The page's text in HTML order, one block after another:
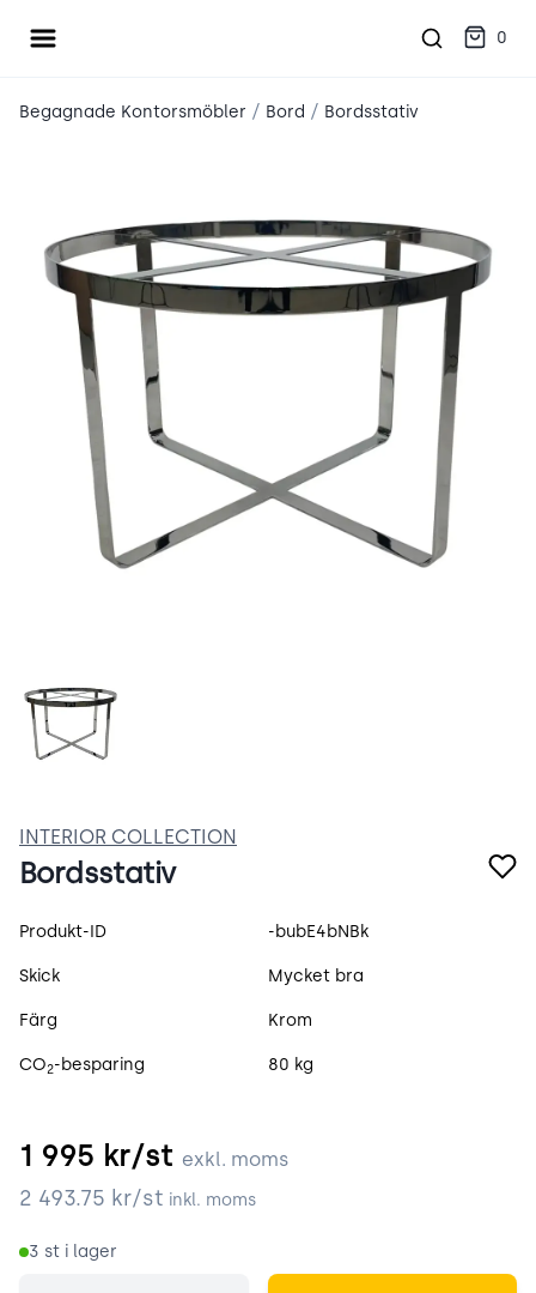
Öppna meny 0
Begagnade Kontorsmöbler / Bord / Bordsstativ
b-BXEHHeoikK.webp
INTERIOR COLLECTION
Bordsstativ
Produktspecifikation
Produkt-ID -bubE4bNBk
Skick Mycket bra
Färg Krom
CO2-besparing 80 kg
1 995 kr/st exkl. moms
2 493.75 kr/st inkl. moms
3 st i lager